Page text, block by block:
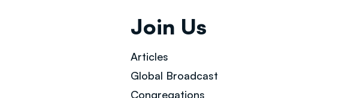
Join Us
Articles
Global Broadcast
Congregations